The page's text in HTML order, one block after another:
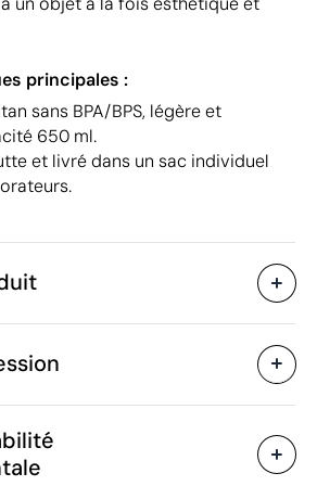
principales :
sans BPA/BPS, légère et
650 ml.
et livré dans un sac individuel